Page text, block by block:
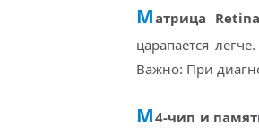
Матрица
царапается
Важно: При
M4-чип и